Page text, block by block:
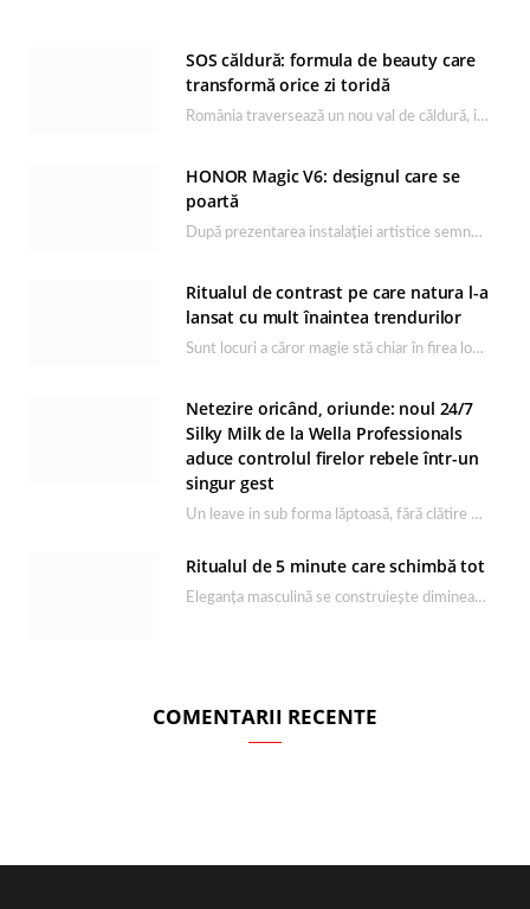
SOS căldură: formula de beauty care
transformă orice zi toridă
România traversează un nou val de căldură, iar
HONOR Magic V6: designul care se
poartă
După prezentarea instalației artistice semnată de
Ritualul de contrast pe care natura l-a
lansat cu mult înaintea trendurilor
Sunt locuri a căror magie stă chiar în firea lor
Netezire oricând, oriunde: noul 24/7
Silky Milk de la Wella Professionals
aduce controlul firelor rebele într-un
singur gest
Un leave in sub forma lăptoasă, fără clătire care
Ritualul de 5 minute care schimbă tot
Eleganța masculină se construiește dimineața, în
COMENTARII RECENTE